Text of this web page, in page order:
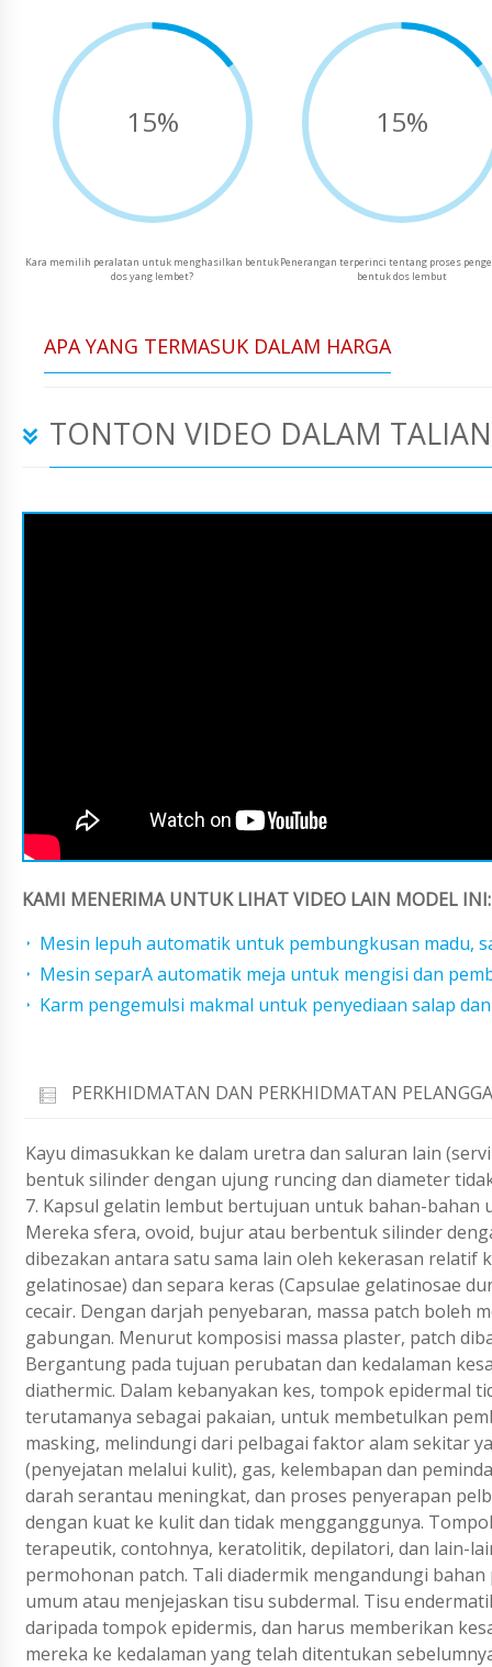
15%
Kara memilih peralatan untuk menghasilkan bentuk
dos yang lembet?
15%
Penerangan terperinci tentang proses
bentuk dos lembut
APA YANG TERMASUK DALAM HARGA
TONTON VIDEO DALAM TALIAN
KAMI MENERIMA UNTUK LIHAT VIDEO LAIN MODEL INI:
Mesin lepuh automatik untuk pembungkusan madu,
Mesin separA automatik meja untuk mengisi dan
Karm pengemulsi makmal untuk penyediaan salap
PERKHIDMATAN DAN PERKHIDMATAN
Kayu dimasukkan ke dalam uretra dan saluran lain
bentuk silinder dengan ujung runcing dan diameter
7. Kapsul gelatin lembut bertujuan untuk bahan-bahan
Mereka sfera, ovoid, bujur atau berbentuk silinder
dibezakan antara satu sama lain oleh kekerasan relatif
gelatinosae) dan separa keras (Capsulae gelatinosae
cecair. Dengan darjah penyebaran, massa patch boleh
gabungan. Menurut komposisi massa plaster, patch
Bergantung pada tujuan perubatan dan kedalaman
diathermic. Dalam kebanyakan kes, tompok epidermal
terutamanya sebagai pakaian, untuk membetulkan
masking, melindungi dari pelbagai faktor alam sekitar
(penyejatan melalui kulit), gas, kelembapan dan
darah serantau meningkat, dan proses penyerapan
dengan kuat ke kulit dan tidak mengganggunya.
terapeutik, contohnya, keratolitik, depilatori, dan lain-
permohonan patch. Tali diadermik mengandungi
umum atau menjejaskan tisu subdermal. Tisu
daripada tompok epidermis, dan harus memberikan
mereka ke kedalaman yang telah ditentukan